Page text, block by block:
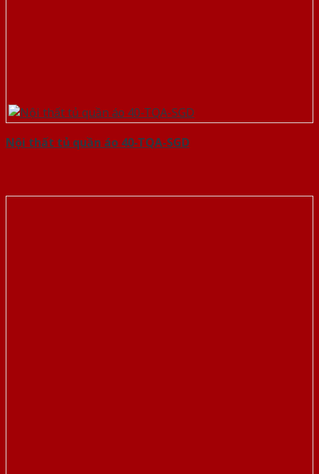
Nội thất tủ quần áo 40-TQA-SGD